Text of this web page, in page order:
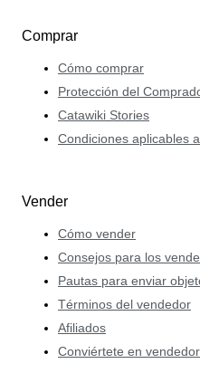
Comprar
Cómo comprar
Protección del
Catawiki Stories
Condiciones aplicables
Vender
Cómo vender
Consejos para los
Pautas para enviar
Términos del vendedor
Afiliados
Conviértete en